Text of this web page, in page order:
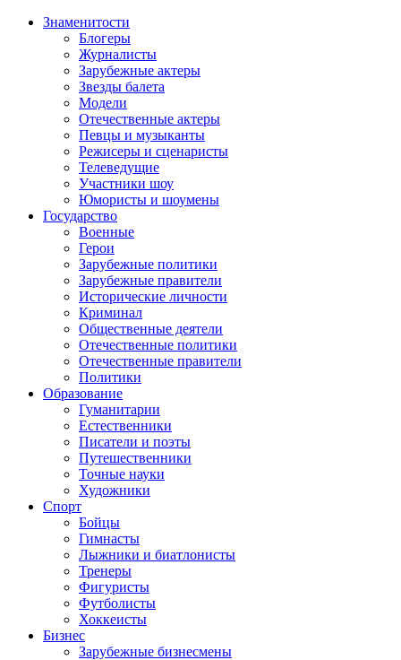
Знаменитости
Блогеры
Журналисты
Зарубежные актеры
Звезды балета
Модели
Отечественные актеры
Певцы и музыканты
Режисеры и сценаристы
Телеведущие
Участники шоу
Юмористы и шоумены
Государство
Военные
Герои
Зарубежные политики
Зарубежные правители
Исторические личности
Криминал
Общественные деятели
Отечественные политики
Отечественные правители
Политики
Образование
Гуманитарии
Естественники
Писатели и поэты
Путешественники
Точные науки
Художники
Спорт
Бойцы
Гимнасты
Лыжники и биатлонисты
Тренеры
Фигуристы
Футболисты
Хоккеисты
Бизнес
Зарубежные бизнесмены